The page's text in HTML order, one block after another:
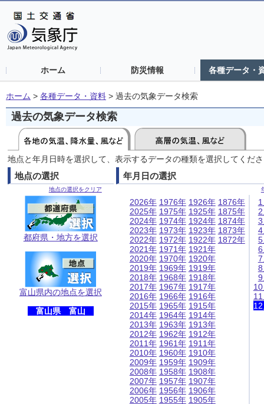
ホーム 防災情報 各種データ・
ホーム > 各種データ・資料 > 過去の気象データ検索
過去の気象データ検索
地点と年月日時を選択して、表示するデータの種類を選択してくだ
地点の選択
地点の選択をクリア
都府県・地方を選択
富山県内の地点を選択
富山県 富山
年月日の選択
2026年
2025年
2024年
2023年
2022年
2021年
2020年
2019年
2018年
2017年
2016年
2015年
2014年
2013年
2012年
2011年
2010年
2009年
2008年
2007年
2006年
2005年
1976年
1975年
1974年
1973年
1972年
1971年
1970年
1969年
1968年
1967年
1966年
1965年
1964年
1963年
1962年
1961年
1960年
1959年
1958年
1957年
1956年
1955年
1926年
1925年
1924年
1923年
1922年
1921年
1920年
1919年
1918年
1917年
1916年
1915年
1914年
1913年
1912年
1911年
1910年
1909年
1908年
1907年
1906年
1905年
1876年
1875年
1874年
1873年
1872年